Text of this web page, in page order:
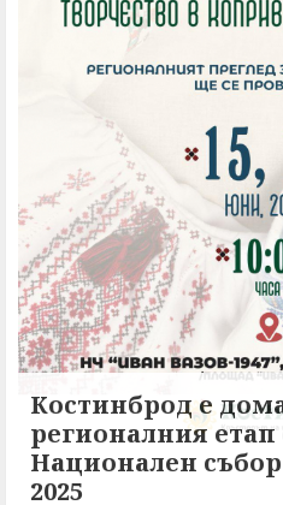
Костинброд е
регионалния
Национален
2025